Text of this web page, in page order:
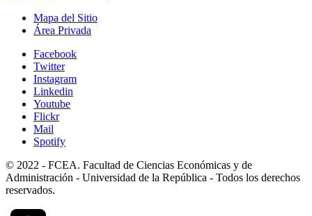
Mapa del Sitio
Área Privada
Facebook
Twitter
Instagram
Linkedin
Youtube
Flickr
Mail
Spotify
© 2022 - FCEA. Facultad de Ciencias Económicas y de
Administración - Universidad de la República - Todos los derechos
reservados.